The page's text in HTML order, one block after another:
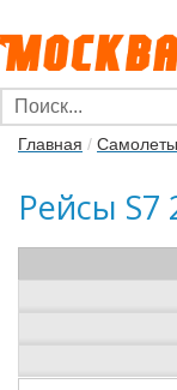
Главная / Самолеты
Рейсы